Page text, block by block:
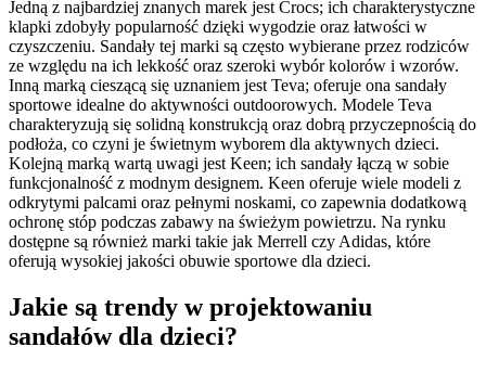
Jedną z najbardziej znanych marek jest Crocs; ich charakterystyczne
klapki zdobyły popularność dzięki wygodzie oraz łatwości w
czyszczeniu. Sandały tej marki są często wybierane przez rodziców
ze względu na ich lekkość oraz szeroki wybór kolorów i wzorów.
Inną marką cieszącą się uznaniem jest Teva; oferuje ona sandały
sportowe idealne do aktywności outdoorowych. Modele Teva
charakteryzują się solidną konstrukcją oraz dobrą przyczepnością do
podłoża, co czyni je świetnym wyborem dla aktywnych dzieci.
Kolejną marką wartą uwagi jest Keen; ich sandały łączą w sobie
funkcjonalność z modnym designem. Keen oferuje wiele modeli z
odkrytymi palcami oraz pełnymi noskami, co zapewnia dodatkową
ochronę stóp podczas zabawy na świeżym powietrzu. Na rynku
dostępne są również marki takie jak Merrell czy Adidas, które
oferują wysokiej jakości obuwie sportowe dla dzieci.
Jakie są trendy w projektowaniu
sandałów dla dzieci?